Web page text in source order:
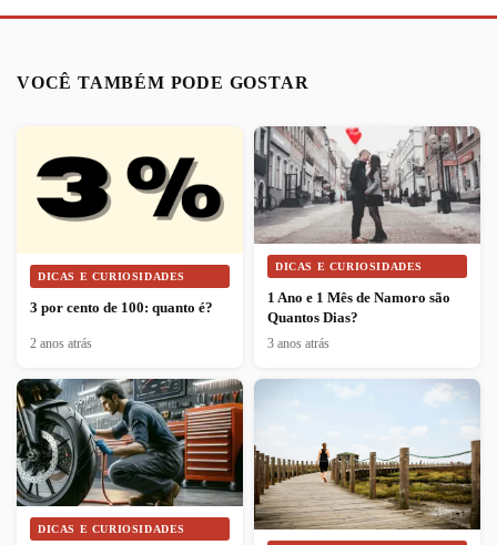
VOCÊ TAMBÉM PODE GOSTAR
DICAS E CURIOSIDADES
3 por cento de 100: quanto é?
2 anos atrás
DICAS E CURIOSIDADES
1 Ano e 1 Mês de Namoro são
Quantos Dias?
3 anos atrás
DICAS E CURIOSIDADES